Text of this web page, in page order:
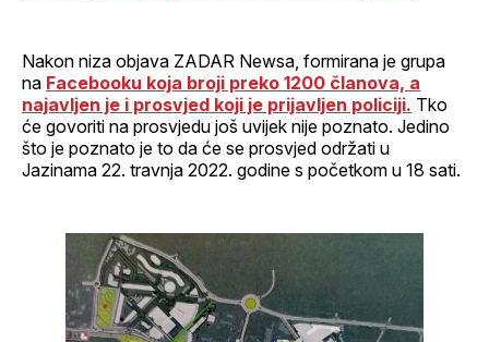
Nakon niza objava ZADAR Newsa, formirana je grupa
na Facebooku koja broji preko 1200 članova, a
najavljen je i prosvjed koji je prijavljen policiji. Tko
će govoriti na prosvjedu još uvijek nije poznato. Jedino
što je poznato je to da će se prosvjed održati u
Jazinama 22. travnja 2022. godine s početkom u 18 sati.